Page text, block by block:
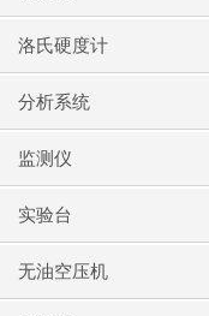
洛氏硬度计
分析系统
监测仪
实验台
无油空压机